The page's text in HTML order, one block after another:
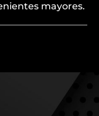
mayores.